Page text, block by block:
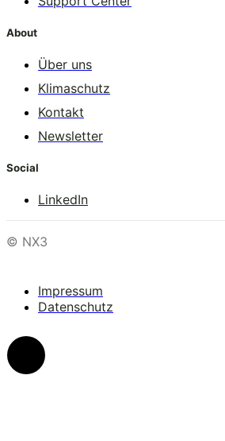
About
Über uns
Klimaschutz
Kontakt
Newsletter
Social
LinkedIn
© NX3
Impressum
Datenschutz